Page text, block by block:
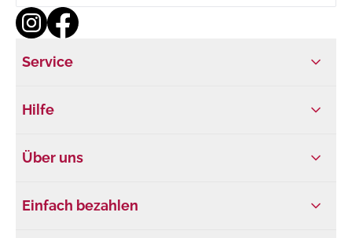
Service
Hilfe
Über uns
Einfach bezahlen